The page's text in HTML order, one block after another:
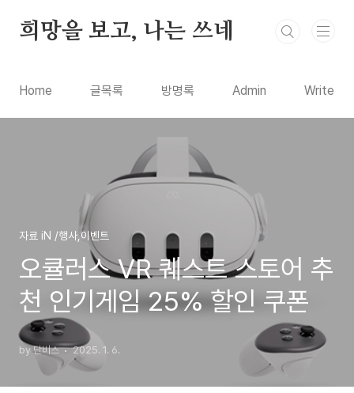
희망을 보고, 나는 쓰네
Home 글목록 방명록 Admin Write
자료 iN /행사,이벤트
오큘러스 VR 퀘스트 스토어 추
천 인기게임 25% 할인 쿠폰
by 단비스 2025. 1. 6.